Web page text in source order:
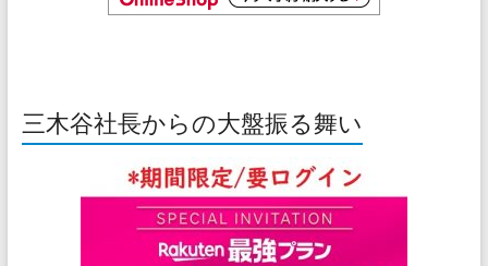
三木谷社長からの大盤振る舞い